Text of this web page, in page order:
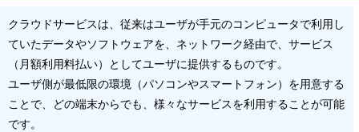
クラウドサービスは、従来はユーザが手元のコンピュータで利用し
ていたデータやソフトウェアを、ネットワーク経由で、サービス
（月額利用料払い）としてユーザに提供するものです。
ユーザ側が最低限の環境（パソコンやスマートフォン）を用意する
ことで、どの端末からでも、様々なサービスを利用することが可能
です。